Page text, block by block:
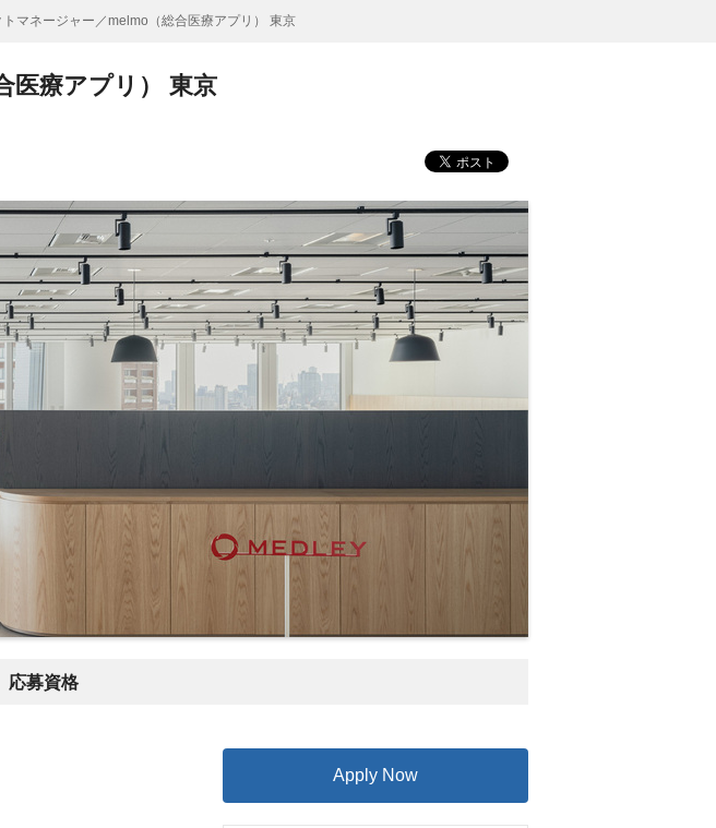
トマネージャー／melmo（総合医療アプリ） 東京
医療アプリ） 東京
応募資格
Apply Now